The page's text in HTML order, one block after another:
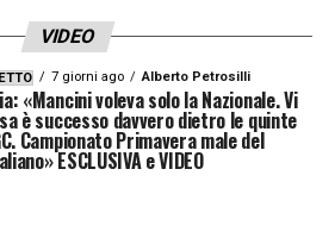
VIDEO
7 giorni ago Alberto Petrosilli
«Mancini voleva solo la Nazionale. Vi
è successo davvero dietro le quinte
Campionato Primavera male del
ESCLUSIVA e VIDEO